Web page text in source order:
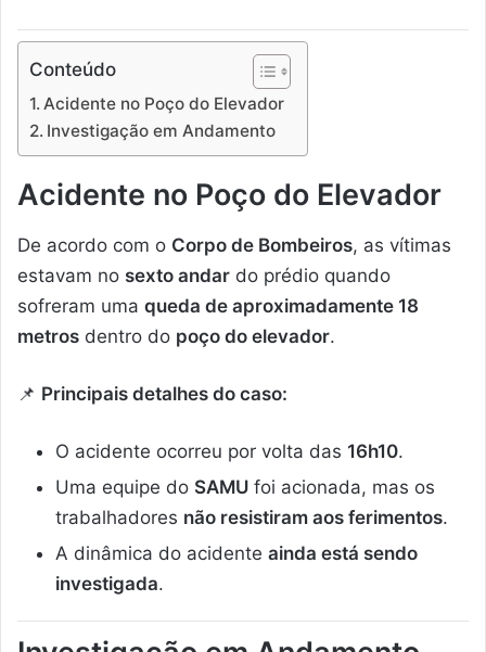
Conteúdo
Acidente no Poço do Elevador
Investigação em Andamento
Acidente no Poço do Elevador
De acordo com o Corpo de Bombeiros, as vítimas
estavam no sexto andar do prédio quando
sofreram uma queda de aproximadamente 18
metros dentro do poço do elevador.
📌 Principais detalhes do caso:
O acidente ocorreu por volta das 16h10.
Uma equipe do SAMU foi acionada, mas os
trabalhadores não resistiram aos ferimentos.
A dinâmica do acidente ainda está sendo
investigada.